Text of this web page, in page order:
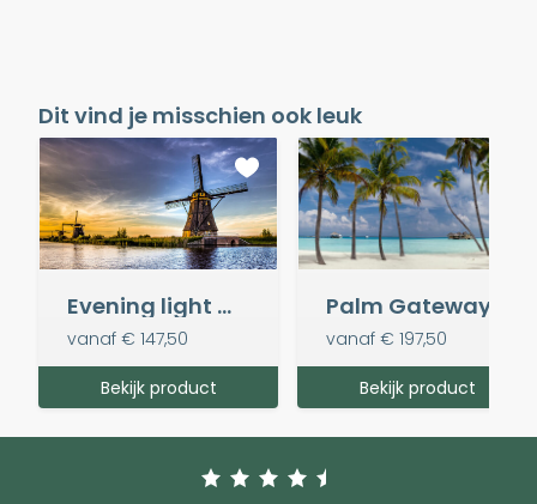
Dit vind je misschien ook leuk
Evening light @ Kinderdijk
vanaf € 147,50
Bekijk product
Palm Gateway
vanaf € 197,50
Bekijk product